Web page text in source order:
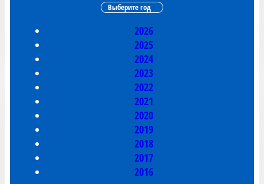
Выберите год
2026
2025
2024
2023
2022
2021
2020
2019
2018
2017
2016